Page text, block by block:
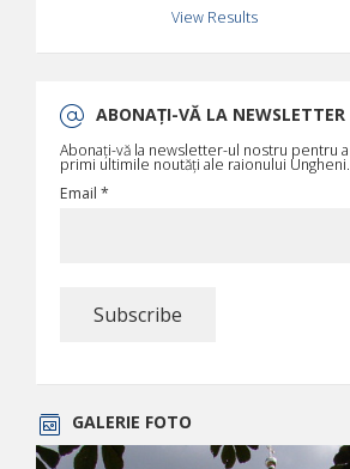
View Results
ABONAȚI-VĂ LA NEWSLETTER
Abonați-vă la newsletter-ul nostru pentru a
primi ultimile noutăți ale raionului Ungheni.
Email *
GALERIE FOTO